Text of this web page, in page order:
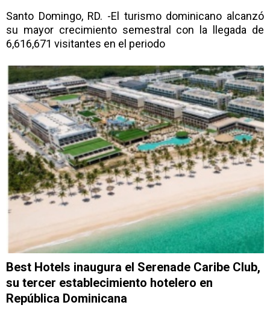
Santo Domingo, RD. -El turismo dominicano alcanzó
su mayor crecimiento semestral con la llegada de
6,616,671 visitantes en el periodo
Best Hotels inaugura el Serenade Caribe Club,
su tercer establecimiento hotelero en
República Dominicana